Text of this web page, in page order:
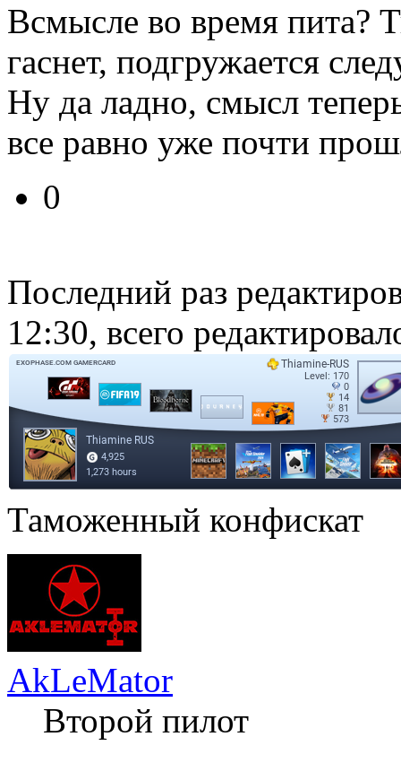
Всмысле во время пита?
гаснет, подгружается
Ну да ладно, смысл
все равно уже почти
0
Последний раз
12:30, всего
Таможенный конфискат
AkLeMator
Второй пилот